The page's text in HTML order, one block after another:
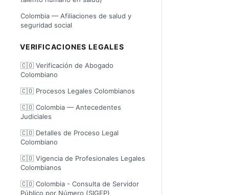
Colombia — Afiliaciones de salud y
seguridad social
VERIFICACIONES LEGALES
🇨🇴 Verificación de Abogado
Colombiano
🇨🇴 Procesos Legales Colombianos
🇨🇴 Colombia — Antecedentes
Judiciales
🇨🇴 Detalles de Proceso Legal
Colombiano
🇨🇴 Vigencia de Profesionales Legales
Colombianos
🇨🇴 Colombia - Consulta de Servidor
Público por Número (SIGEP)